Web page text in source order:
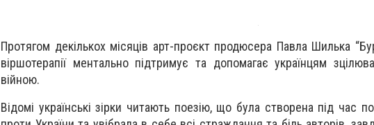
Протягом декількох місяців арт-проєкт продюсера Павла Шилька
віршотерапії ментально підтримує та допомагає українцям
війною.
Відомі українські зірки читають поезію, що була створена під час